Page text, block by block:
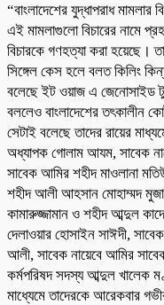
“বাংলাদেশের যুদ্ধাপরাধ
এই মামলাগুলো বিচারের নামে
বিচারকে গণহত্যা করা হয়েছে।
সিঙ্গেল কেস হলে বলত কিলিং
বলেছে ইট ওয়াজ এ জেনোসাইড
বললেও বাংলাদেশের তৎকালীন
সেটাই বলেছে তাদের রায়ের
অধ্যাপক গোলাম আযম, সাবেক
সাবেক আমির শহীদ মাওলানা
শহীদ আলী আহসান মোহাম্মদ
কামারুজ্জামান ও শহীদ আব্দুল
দেলাওয়ার হোসাইন সাঈদী, সাবেক
আলী, সাবেক নায়েবে আমির
কর্মপরিষদ সদস্য আব্দুল খালেক
মাধ্যেমে তাদেরকে আরেকবার